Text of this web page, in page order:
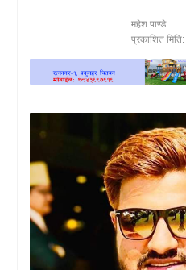
प्रवास/
रोचक
विचार/
अन्तर्वार्ता
महेश पाण्डे
प्रकाशित मिति: